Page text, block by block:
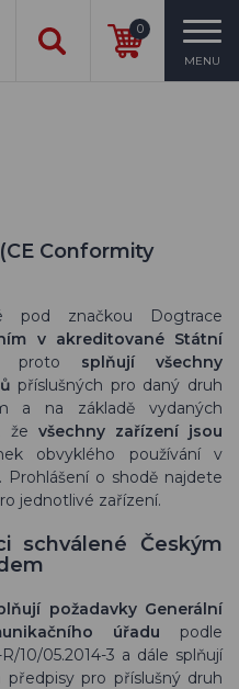
0
MENU
Conformity
pod značkou Dogtrace
v akreditované Státní
proto splňují všechny
příslušných pro daný druh
a na základě vydaných
že všechny zařízení jsou
obvyklého používání v
o shodě najdete
jednotlivé zařízení.
schválené Českým
požadavky Generální
úřadu podle
10/05.2014-3 a dále splňují
pro příslušný druh